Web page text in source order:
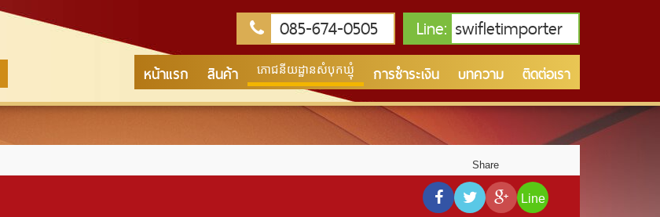
085-674-0505 Line: swifletimporter
หน้าแรก สินค้า ភោជនីយដ្ឋានសំបុកឃ្មុំ การชำระเงิน บทความ ติดต่อเรา
Share
Line